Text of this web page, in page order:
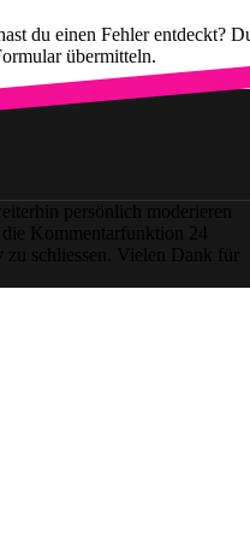
du einen Fehler entdeckt?
übermitteln.
persönlich moderieren
die Kommentarfunktion 24
schliessen. Vielen Dank für